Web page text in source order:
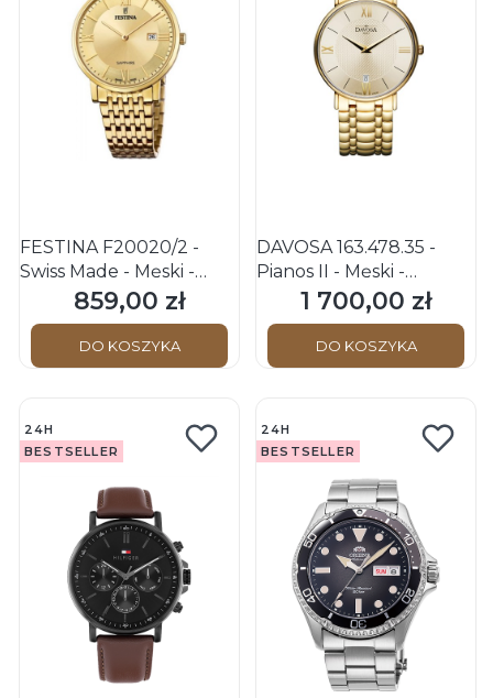
FESTINA F20020/2 -
Swiss Made - Męski -
Zegarek kwarcowy
Cena
859,00 zł
DO KOSZYKA
DAVOSA 163.478.35 -
Pianos II - Męski -
Zegarek na bransolecie
Cena
1 700,00 zł
DO KOSZYKA
24H
BESTSELLER
24H
BESTSELLER